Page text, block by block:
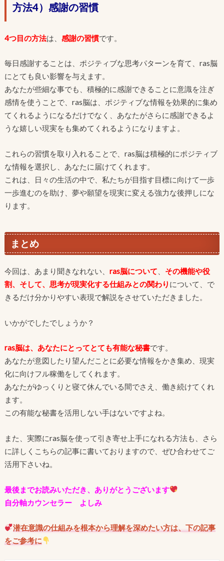
方法4）感謝の習慣
4つ目の方法は、 感謝の習慣です。
毎日感謝することは、ポジティブな思考パターンを育て、ras脳
にとても良い影響を与えます。
あなたが些細な事でも、積極的に感謝できることに意識を注ぎ
感情を使うことで、ras脳は、ポジティブな情報を効果的に集め
てくれるようになるだけでなく、あなたがさらに感謝できるよ
うな嬉しい現実をも集めてくれるようになりますよ。
これらの習慣を取り入れることで、ras脳は積極的にポジティブ
な情報を選択し、あなたに届けてくれます。
これは、日々の生活の中で、私たちが目指す目標に向けて一歩
一歩進むのを助け、夢や願望を現実に変える強力な後押しにな
ります。
まとめ
今回は、あまり聞きなれない、 ras脳について
その機能や役
割、そして、思考が現実化する仕組みとの関わり について、で
きるだけ分かりやすい表現で解説をさせていただきました。
いかがでしたでしょうか？
ras脳は、あなたにとってとても有能な秘書です。
あなたが意図したり望んだことに必要な情報をかき集め、現実
化に向けフル稼働をしてくれます。
あなたがゆっくりと寝て休んでいる間でさえ、働き続けてくれ
ます。
この有能な秘書を活用しない手はないですよね。
また、実際にras脳を使って引き寄せ上手になれる方法も、さら
に詳しくこちらの記事に書いておりますので、ぜひ合わせてご
活用下さいね。
最後までお読みいただき、ありがとうございます
自分軸カウンセラー よしみ
潜在意識の仕組みを根本から理解を深めたい方は、下の記事
をご参考に